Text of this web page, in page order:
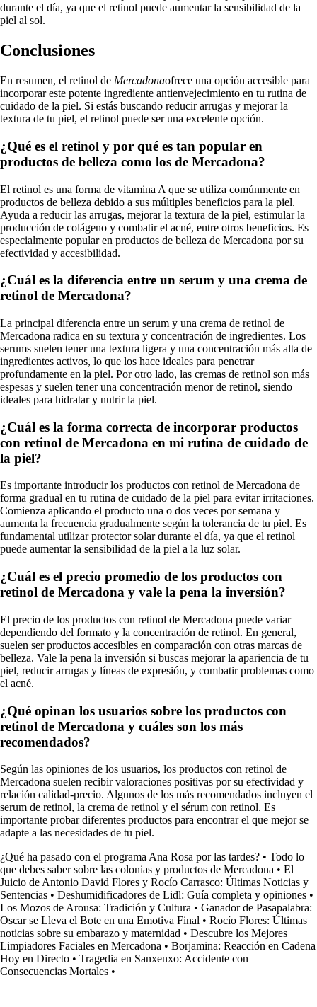
durante el día, ya que el retinol puede aumentar la sensibilidad de la
piel al sol.
Conclusiones
En resumen, el retinol de Mercadonaofrece una opción accesible para
incorporar este potente ingrediente antienvejecimiento en tu rutina de
cuidado de la piel. Si estás buscando reducir arrugas y mejorar la
textura de tu piel, el retinol puede ser una excelente opción.
¿Qué es el retinol y por qué es tan popular en
productos de belleza como los de Mercadona?
El retinol es una forma de vitamina A que se utiliza comúnmente en
productos de belleza debido a sus múltiples beneficios para la piel.
Ayuda a reducir las arrugas, mejorar la textura de la piel, estimular la
producción de colágeno y combatir el acné, entre otros beneficios. Es
especialmente popular en productos de belleza de Mercadona por su
efectividad y accesibilidad.
¿Cuál es la diferencia entre un serum y una crema de
retinol de Mercadona?
La principal diferencia entre un serum y una crema de retinol de
Mercadona radica en su textura y concentración de ingredientes. Los
serums suelen tener una textura ligera y una concentración más alta de
ingredientes activos, lo que los hace ideales para penetrar
profundamente en la piel. Por otro lado, las cremas de retinol son más
espesas y suelen tener una concentración menor de retinol, siendo
ideales para hidratar y nutrir la piel.
¿Cuál es la forma correcta de incorporar productos
con retinol de Mercadona en mi rutina de cuidado de
la piel?
Es importante introducir los productos con retinol de Mercadona de
forma gradual en tu rutina de cuidado de la piel para evitar irritaciones.
Comienza aplicando el producto una o dos veces por semana y
aumenta la frecuencia gradualmente según la tolerancia de tu piel. Es
fundamental utilizar protector solar durante el día, ya que el retinol
puede aumentar la sensibilidad de la piel a la luz solar.
¿Cuál es el precio promedio de los productos con
retinol de Mercadona y vale la pena la inversión?
El precio de los productos con retinol de Mercadona puede variar
dependiendo del formato y la concentración de retinol. En general,
suelen ser productos accesibles en comparación con otras marcas de
belleza. Vale la pena la inversión si buscas mejorar la apariencia de tu
piel, reducir arrugas y líneas de expresión, y combatir problemas como
el acné.
¿Qué opinan los usuarios sobre los productos con
retinol de Mercadona y cuáles son los más
recomendados?
Según las opiniones de los usuarios, los productos con retinol de
Mercadona suelen recibir valoraciones positivas por su efectividad y
relación calidad-precio. Algunos de los más recomendados incluyen el
serum de retinol, la crema de retinol y el sérum con retinol. Es
importante probar diferentes productos para encontrar el que mejor se
adapte a las necesidades de tu piel.
¿Qué ha pasado con el programa Ana Rosa por las tardes? • Todo lo
que debes saber sobre las colonias y productos de Mercadona • El
Juicio de Antonio David Flores y Rocío Carrasco: Últimas Noticias y
Sentencias • Deshumidificadores de Lidl: Guía completa y opiniones •
Los Mozos de Arousa: Tradición y Cultura • Ganador de Pasapalabra:
Oscar se Lleva el Bote en una Emotiva Final • Rocío Flores: Últimas
noticias sobre su embarazo y maternidad • Descubre los Mejores
Limpiadores Faciales en Mercadona • Borjamina: Reacción en Cadena
Hoy en Directo • Tragedia en Sanxenxo: Accidente con
Consecuencias Mortales •